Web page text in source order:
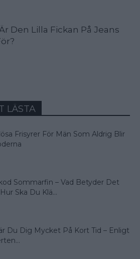
Den Lilla Fickan På Jeans
LÄSTA
Frisyrer För Män Som Aldrig Blir
Sommarfin – Vad Betyder Det
Ska Du Klä...
Du Dig Mycket På Kort Tid – Enligt